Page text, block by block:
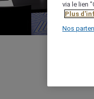
via le lien
Plus
Nos